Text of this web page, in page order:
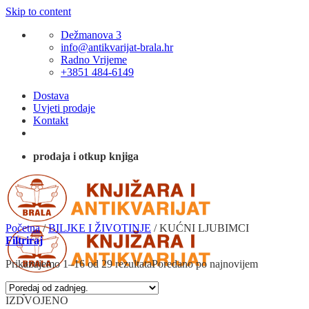
Skip to content
Dežmanova 3
info@antikvarijat-brala.hr
Radno Vrijeme
+3851 484-6149
Dostava
Uvjeti prodaje
Kontakt
prodaja i otkup knjiga
Početna / BILJKE I ŽIVOTINJE /KUĆNI LJUBIMCI
Filtriraj
Prikazujemo 1–16 od 29 rezultataPoredano po najnovijem
IZDVOJENO